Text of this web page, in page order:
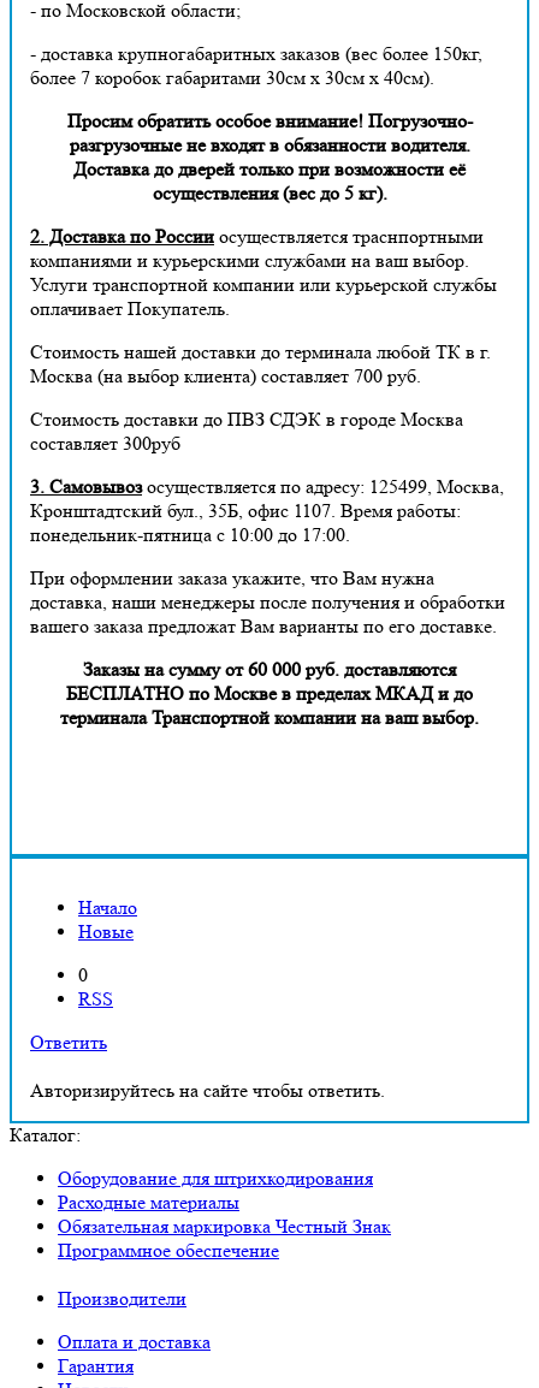
- по Московской области;
- доставка крупногабаритных заказов (вес более 150кг,
более 7 коробок габаритами 30см х 30см х 40см).
Просим обратить особое внимание! Погрузочно-
разгрузочные не входят в обязанности водителя.
Доставка до дверей только при возможности её
осуществления (вес до 5 кг).
2. Доставка по России осуществляется траснпортными
компаниями и курьерскими службами на ваш выбор.
Услуги транспортной компании или курьерской службы
оплачивает Покупатель.
Стоимость нашей доставки до терминала любой ТК в г.
Москва (на выбор клиента) составляет 700 руб.
Стоимость доставки до ПВЗ СДЭК в городе Москва
составляет 300руб
3. Самовывозосуществляется по адресу: 125499, Москва,
Кронштадтский бул., 35Б, офис 1107. Время работы:
понедельник-пятница с 10:00 до 17:00.
При оформлении заказа укажите, что Вам нужна
доставка, наши менеджеры после получения и обработки
вашего заказа предложат Вам варианты по его доставке.
Заказы на сумму от 60 000 руб. доставляются
БЕСПЛАТНО по Москве в пределах МКАД и до
терминала Транспортной компании на ваш выбор.
Начало
Новые
0
RSS
Ответить
Авторизируйтесь на сайте чтобы ответить.
Каталог:
Оборудование для штрихкодирования
Расходные материалы
Обязательная маркировка Честный Знак
Программное обеспечение
Производители
Оплата и доставка
Гарантия